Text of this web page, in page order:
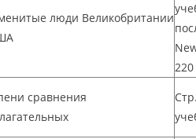
люди Великобритании
220
сравнения